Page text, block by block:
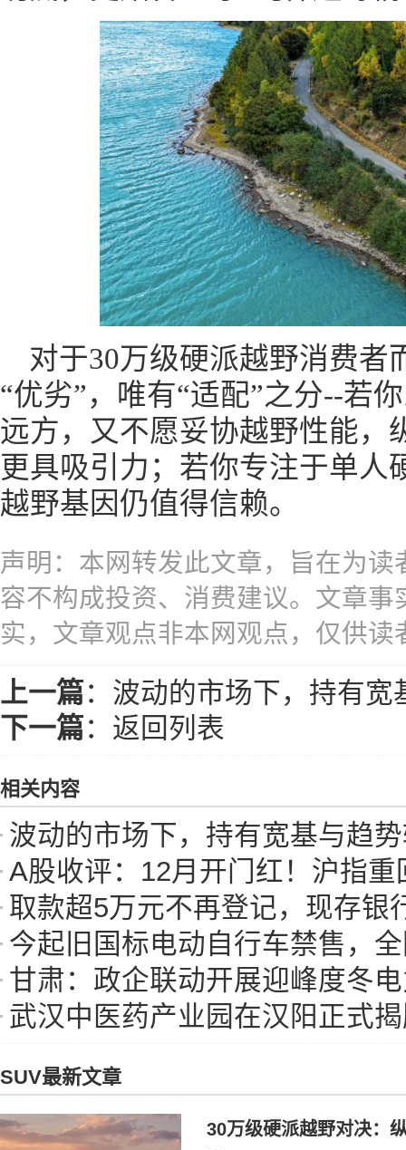
对于30万级硬派越野消费者
“优劣”，唯有“适配”之分--若
远方，又不愿妥协越野性能，
更具吸引力；若你专注于单人
越野基因仍值得信赖。
声明：本网转发此文章，旨在为
容不构成投资、消费建议。文章
实，文章观点非本网观点，仅供读
上一篇： 波动的市场下，持有宽
下一篇： 返回列表
相关内容
波动的市场下，持有宽基与趋
A股收评：12月开门红！沪指重回
取款超5万元不再登记，现存银行网
今起旧国标电动自行车禁售，全国现存
甘肃：政企联动开展迎峰度冬电
武汉中医药产业园在汉阳正式
SUV最新文章
30万级硬派越野对决：